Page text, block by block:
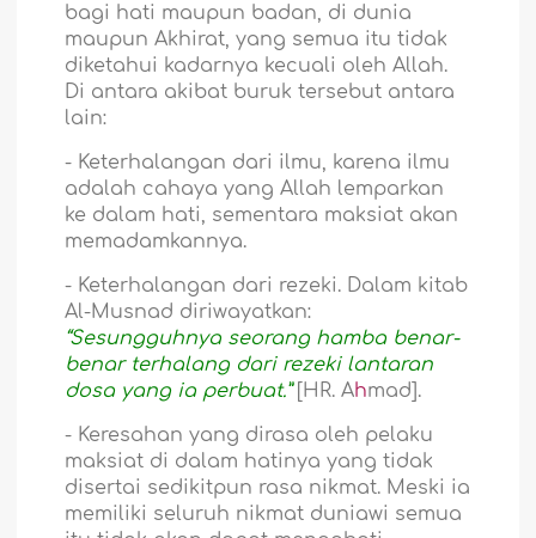
bagi hati maupun badan, di dunia
maupun Akhirat, yang semua itu tidak
diketahui kadarnya kecuali oleh Allah.
Di antara akibat buruk tersebut antara
lain:
- Keterhalangan dari ilmu, karena ilmu
adalah cahaya yang Allah lemparkan
ke dalam hati, sementara maksiat akan
memadamkannya.
- Keterhalangan dari rezeki. Dalam kitab
Al-Musnad diriwayatkan:
“Sesungguhnya seorang hamba benar-
benar terhalang dari rezeki lantaran
dosa yang ia perbuat.”[HR. Ahmad].
- Keresahan yang dirasa oleh pelaku
maksiat di dalam hatinya yang tidak
disertai sedikitpun rasa nikmat. Meski ia
memiliki seluruh nikmat duniawi semua